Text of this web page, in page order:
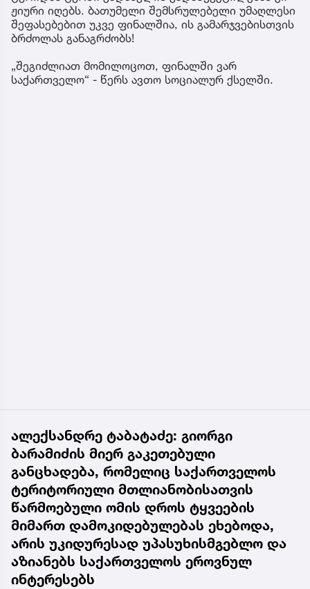
ჟიური იღებს. ბათუმელი შემსრულებელი უმაღლესი
შეფასებებით უკვე ფინალშია, ის გამარჯვებისთვის
ბრძოლას განაგრძობს!
„შეგიძლიათ მომილოცოთ, ფინალში ვარ
საქართველო“ - წერს ავთო სოციალურ ქსელში.
ალექსანდრე ტაბატაძე: გიორგი
ბარამიძის მიერ გაკეთებული
განცხადება, რომელიც საქართველოს
ტერიტორიული მთლიანობისათვის
წარმოებული ომის დროს ტყვეების
მიმართ დამოკიდებულებას ეხებოდა,
არის უკიდურესად უპასუხისმგებლო და
აზიანებს საქართველოს ეროვნულ
ინტერესებს